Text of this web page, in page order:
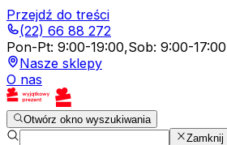
Przejdź do treści
(22) 66 88 272
Pon-Pt: 9:00-19:00,Sob: 9:00-17:00
Nasze sklepy
O nas
Otwórz okno wyszukiwania
Zamknij